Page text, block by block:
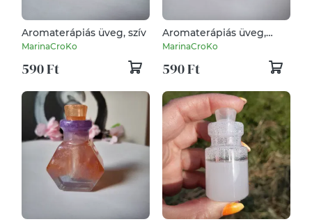
Aromaterápiás üveg, szív
MarinaCroKo
590 Ft
Aromaterápiás üveg,
négyszög
MarinaCroKo
590 Ft